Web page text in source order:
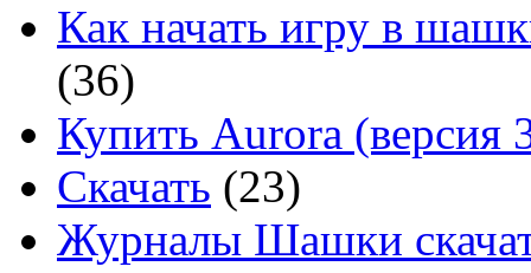
Как начать игру в
(36)
Купить Aurora (версия
Скачать (23)
Журналы Шашки